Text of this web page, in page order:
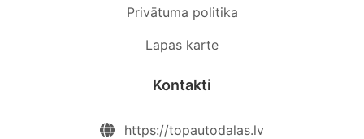
Privātuma politika
Lapas karte
Kontakti
https://topautodalas.lv